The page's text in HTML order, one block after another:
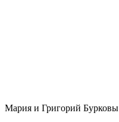
Мария и Григорий Бурковы